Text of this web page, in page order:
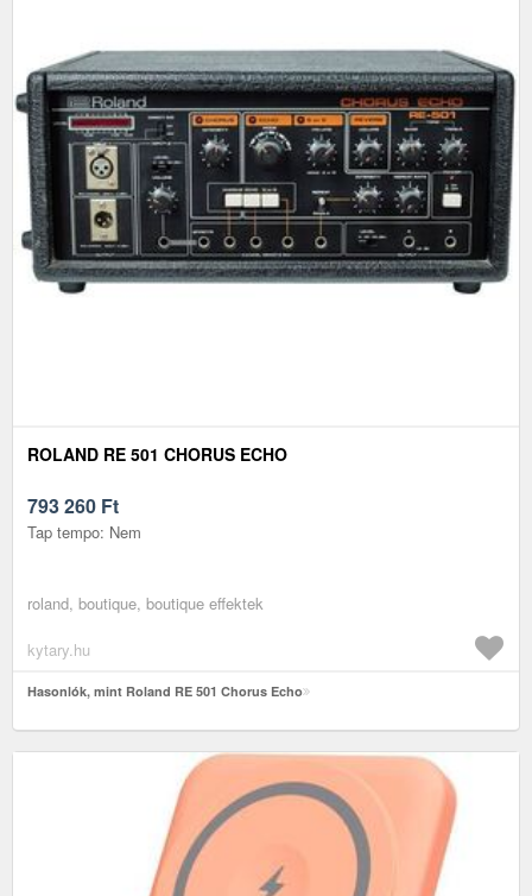
ROLAND RE 501 CHORUS ECHO
793 260 Ft
Tap tempo: Nem
roland, boutique, boutique effektek
kytary.hu
Hasonlók, mint Roland RE 501 Chorus Echo